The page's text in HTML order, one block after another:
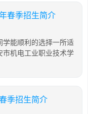
春季招生简介
学能顺利的选择一所适
市机电工业职业技术学
季招生简介